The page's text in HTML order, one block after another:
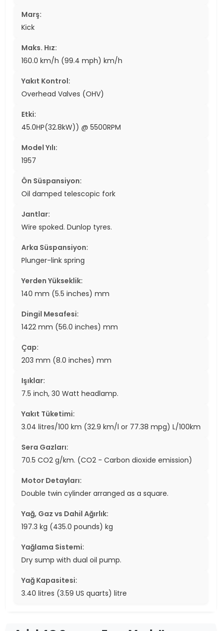
Marş:
Kick
Maks. Hız:
160.0 km/h (99.4 mph) km/h
Yakıt Kontrol:
Overhead Valves (OHV)
Etki:
45.0HP(32.8kW)) @ 5500RPM
Model Yılı:
1957
Ön Süspansiyon:
Oil damped telescopic fork
Jantlar:
Wire spoked. Dunlop tyres.
Arka Süspansiyon:
Plunger-link spring
Yerden Yükseklik:
140 mm (5.5 inches) mm
Dingil Mesafesi:
1422 mm (56.0 inches) mm
Çap:
203 mm (8.0 inches) mm
Işıklar:
7.5 inch, 30 Watt headlamp.
Yakıt Tüketimi:
3.04 litres/100 km (32.9 km/l or 77.38 mpg) L/100km
Sera Gazları:
70.5 CO2 g/km. (CO2 - Carbon dioxide emission)
Motor Detayları:
Double twin cylinder arranged as a square.
Yağ, Gaz vs Dahil Ağırlık:
197.3 kg (435.0 pounds) kg
Yağlama Sistemi:
Dry sump with dual oil pump.
Yağ Kapasitesi:
3.40 litres (3.59 US quarts) litre